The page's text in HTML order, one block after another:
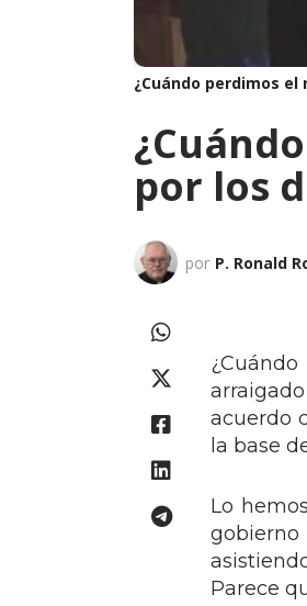
¿Cuándo perdimos
por los
por P. Ronald
acuerdo
la base
Lo
gobierno
Parece